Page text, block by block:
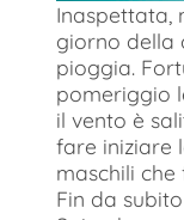
Inaspettata,
giorno della
pioggia.
pomeriggio
il vento è
fare iniziare
maschili che
Fin da